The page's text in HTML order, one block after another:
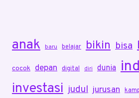
anak baru belajar bikin bisa
cocok depan digital diri dunia
investasi judul jurusan